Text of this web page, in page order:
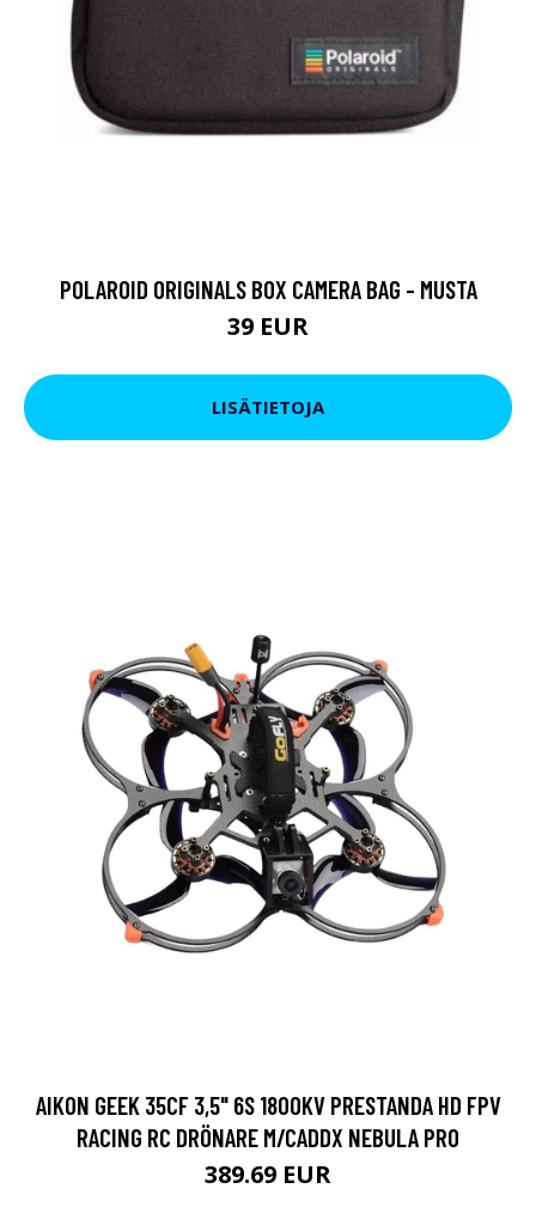
POLAROID ORIGINALS BOX CAMERA BAG - MUSTA
39 EUR
LISÄTIETOJA
AIKON GEEK 35CF 3,5" 6S 1800KV PRESTANDA HD FPV
RACING RC DRÖNARE M/CADDX NEBULA PRO
389.69 EUR